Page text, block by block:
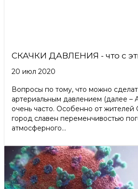
СКАЧКИ ДАВЛЕНИЯ - что с
20 июл 2020
Вопросы по тому, что можно
артериальным давлением (далее –
очень часто. Особенно от жителей
город славен переменчивостью
атмосферного...